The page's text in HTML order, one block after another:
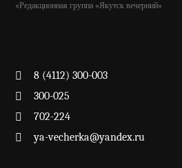
«Редакционная группа «Якутск вечерний»
8 (4112) 300-003
300-025
702-224
ya-vecherka@yandex.ru